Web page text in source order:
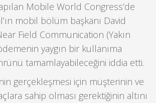
Mobile World Congress’de
mobil bölüm başkanı David
Field Communication (Yakın
yaygın bir kullanıma
tamamlayabileceğini iddia etti.
gerçekleşmesi için müşterinin ve
sahip olması gerektiğinin altını